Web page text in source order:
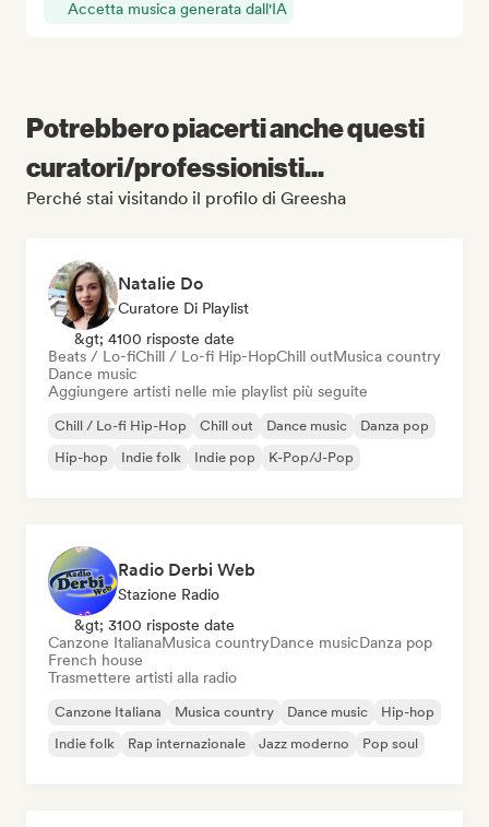
Accetta musica generata dall'IA
Potrebbero piacerti anche questi
curatori/professionisti...
Perché stai visitando il profilo di Greesha
Natalie Do
Curatore Di Playlist
&gt; 4100 risposte date
Beats / Lo-fiChill / Lo-fi Hip-HopChill outMusica country
Dance music
Aggiungere artisti nelle mie playlist più seguite
Chill / Lo-fi Hip-Hop Chill out Dance music
Danza pop
Hip-hop
Indie folk Indie pop K-Pop/J-Pop
Radio Derbi Web
Stazione Radio
&gt; 3100 risposte date
Canzone ItalianaMusica countryDance musicDanza pop
French house
Trasmettere artisti alla radio
Canzone Italiana Musica country Dance music
Hip-hop
Indie folk
Rap internazionale Jazz moderno Pop soul